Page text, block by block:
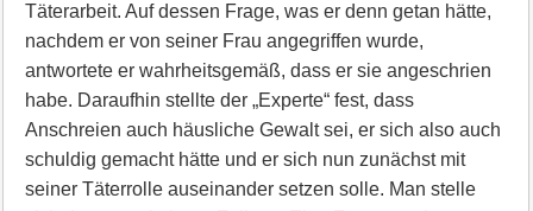
Täterarbeit. Auf dessen Frage, was er denn getan hätte,
nachdem er von seiner Frau angegriffen wurde,
antwortete er wahrheitsgemäß, dass er sie angeschrien
habe. Daraufhin stellte der „Experte“ fest, dass
Anschreien auch häusliche Gewalt sei, er sich also auch
schuldig gemacht hätte und er sich nun zunächst mit
seiner Täterrolle auseinander setzen solle. Man stelle